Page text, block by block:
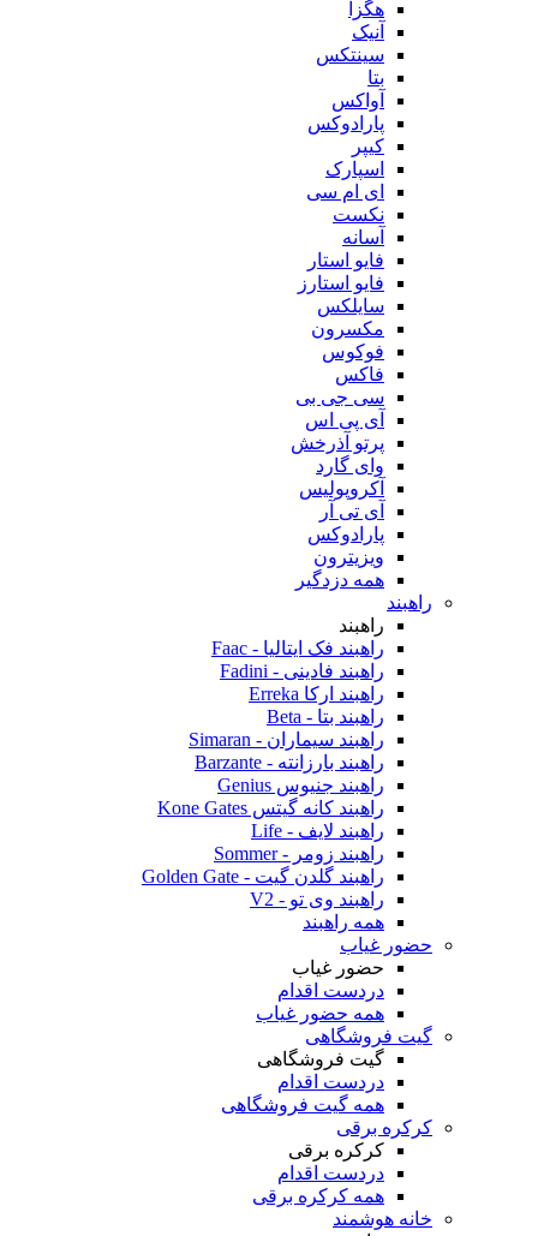
هگزا
آنیک
سینتکس
بتا
آواکس
پارادوکس
کیپر
اسپارک
ای ام سی
نکست
آسانه
فایو استار
فایو استارز
سایلکس
مکسرون
فوکوس
فاکس
سی جی بی
آی پی اس
پرتو آذرخش
وای گارد
آکروپولیس
آی تی آر
پارادوکس
ویزیترون
همه دزدگیر
راهبند
راهبند
راهبند فک ایتالیا - Faac
راهبند فادینی - Fadini
راهبند ارکا Erreka
راهبند بتا - Beta
راهبند سیماران - Simaran
راهبند بارزانته - Barzante
راهبند جنیوس Genius
راهبند کانه گیتس Kone Gates
راهبند لایف - Life
راهبند زومر - Sommer
راهبند گلدن گیت - Golden Gate
راهبند وی تو - V2
همه راهبند
حضور غیاب
حضور غیاب
دردست اقدام
همه حضور غیاب
گیت فروشگاهی
گیت فروشگاهی
دردست اقدام
همه گیت فروشگاهی
کرکره برقی
کرکره برقی
دردست اقدام
همه کرکره برقی
خانه هوشمند